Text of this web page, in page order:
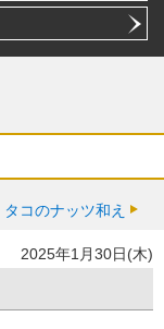
タコのナッツ和え
2025年1月30日(木)